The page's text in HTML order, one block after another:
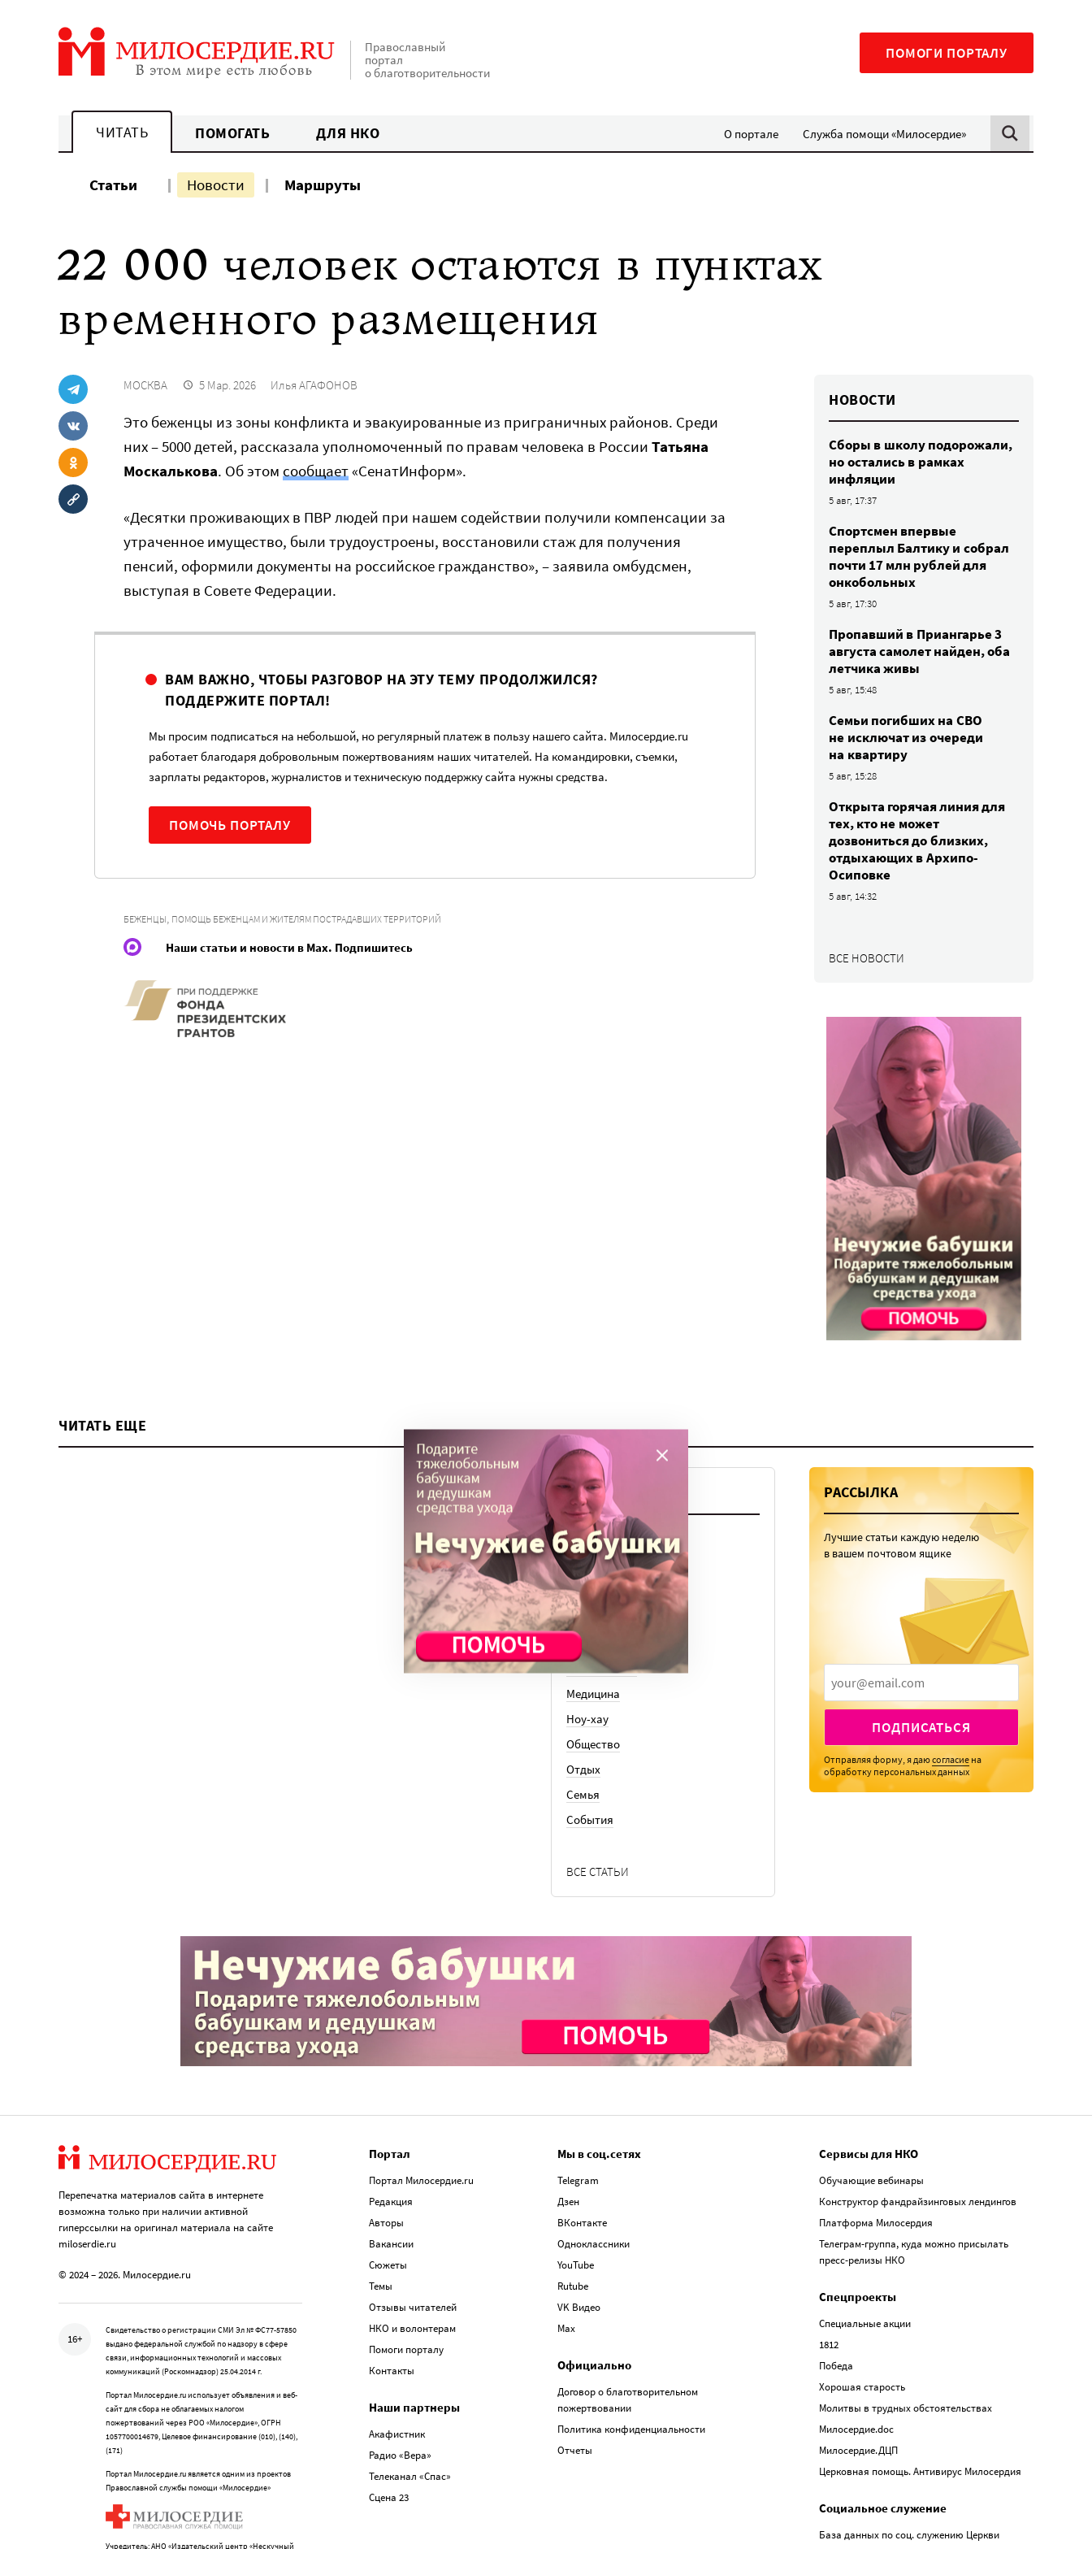
Православный
портал
о благотворительности
ПОМОГИ ПОРТАЛУ
ЧИТАТЬ ПОМОГАТЬ ДЛЯ НКО О портале Служба помощи «Милосердие»
Статьи Новости Маршруты
22 000 человек остаются в пунктах
временного размещения
МОСКВА 5 Мар. 2026 Илья АГАФОНОВ
Это беженцы из зоны конфликта и эвакуированные из приграничных районов. Среди
них – 5000 детей, рассказала уполномоченный по правам человека в России Татьяна
Москалькова. Об этом сообщает«CенатИнформ».
«Десятки проживающих в ПВР людей при нашем содействии получили компенсации за
утраченное имущество, были трудоустроены, восстановили стаж для получения
пенсий, оформили документы на российское гражданство», – заявила омбудсмен,
выступая в Совете Федерации.
ВАМ ВАЖНО, ЧТОБЫ РАЗГОВОР НА ЭТУ ТЕМУ ПРОДОЛЖИЛСЯ?
ПОДДЕРЖИТЕ ПОРТАЛ!
Мы просим подписаться на небольшой, но регулярный платеж в пользу нашего сайта. Милосердие.ru
работает благодаря добровольным пожертвованиям наших читателей. На командировки, съемки,
зарплаты редакторов, журналистов и техническую поддержку сайта нужны средства.
ПОМОЧЬ ПОРТАЛУ
БЕЖЕНЦЫ, ПОМОЩЬ БЕЖЕНЦАМ И ЖИТЕЛЯМ ПОСТРАДАВШИХ ТЕРРИТОРИЙ
Наши статьи и новости в Max. Подпишитесь
НОВОСТИ
Сборы в школу подорожали,
но остались в рамках
инфляции
5 авг, 17:37
Спортсмен впервые
переплыл Балтику и собрал
почти 17 млн рублей для
онкобольных
5 авг, 17:30
Пропавший в Приангарье 3
августа самолет найден, оба
летчика живы
5 авг, 15:48
Семьи погибших на СВО
не исключат из очереди
на квартиру
5 авг, 15:28
Открыта горячая линия для
тех, кто не может
дозвониться до близких,
отдыхающих в Архипо-
Осиповке
5 авг, 14:32
ВСЕ НОВОСТИ
ЧИТАТЬ ЕЩЕ
ТЕМЫ
Вера
Законы
История
Колонки
Кто есть кто
Личный опыт
Медицина
Ноу-хау
Общество
Отдых
Семья
События
ВСЕ СТАТЬИ
РАССЫЛКА
Лучшие статьи каждую неделю
в вашем почтовом ящике
ПОДПИСАТЬСЯ
Отправляя форму, я даюсогласие на
обработку персональных данных
Перепечатка материалов сайта в интернете
возможна только при наличии активной
гиперссылки на оригинал материала на сайте
miloserdie.ru
© 2024 – 2026. Милосердие.ru
16+
Свидетельство о регистрации СМИ Эл № ФС77-57850
выдано федеральной службой по надзору в сфере
связи, информационных технологий и массовых
коммуникаций (Роскомнадзор) 25.04.2014 г.
Портал Милосердие.ru использует объявления и веб-
сайт для сбора не облагаемых налогом
пожертвований через РОО «Милосердие», ОГРН
1057700014679, Целевое финансирование (010), (140),
(171)
Портал Милосердие.ru является одним из проектов
Православной службы помощи «Милосердие»
Учредитель: АНО «Издательский центр «Нескучный
Портал
Портал Милосердие.ru
Редакция
Авторы
Вакансии
Сюжеты
Темы
Отзывы читателей
НКО и волонтерам
Помоги порталу
Контакты
Наши партнеры
Акафистник
Радио «Вера»
Телеканал «Спас»
Сцена 23
Мы в соц.сетях
Telegram
Дзен
ВКонтакте
Одноклассники
YouTube
Rutube
VK Видео
Max
Официально
Договор о благотворительном
пожертвовании
Политика конфиденциальности
Отчеты
Сервисы для НКО
Обучающие вебинары
Конструктор фандрайзинговых лендингов
Платформа Милосердия
Телеграм-группа, куда можно присылать
пресс-релизы НКО
Спецпроекты
Специальные акции
1812
Победа
Хорошая старость
Молитвы в трудных обстоятельствах
Милосердие.doc
Милосердие.ДЦП
Церковная помощь. Антивирус Милосердия
Социальное служение
База данных по соц. служению Церкви